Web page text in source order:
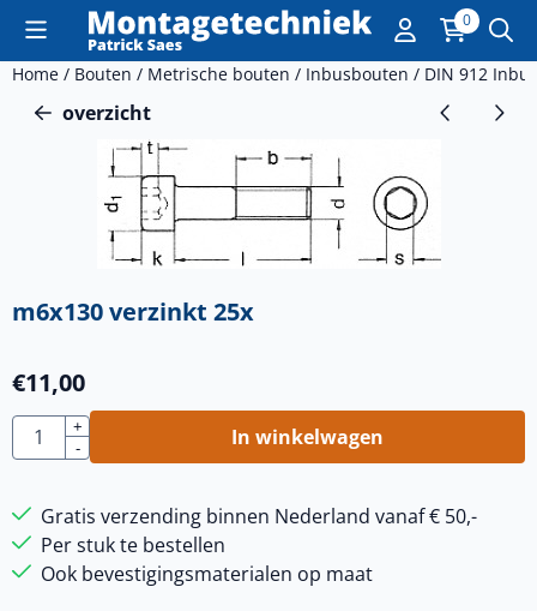
Cookievoorkeuren zijn momenteel gesloten. 0
Home / Bouten / Metrische bouten / Inbusbouten / DIN 912
overzicht
m6x130 verzinkt 25x
€11,00
Aantal
+
-
In winkelwagen
Gratis verzending binnen Nederland vanaf € 50,-
Per stuk te bestellen
Ook bevestigingsmaterialen op maat